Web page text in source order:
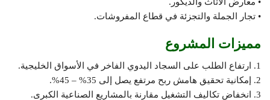
• تجار الجملة والتجزئة في قطاع المفروشات.
مميزات المشروع
1. ارتفاع الطلب على السجاد اليدوي الفاخر في الأسواق الخليجية.
2. إمكانية تحقيق هامش ربح مرتفع يصل إلى 35% – 45%.
3. انخفاض تكاليف التشغيل مقارنة بالمشاريع الصناعية الكبرى.